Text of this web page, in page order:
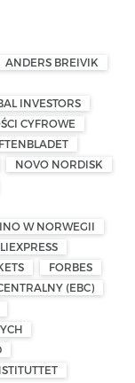
ANDERS BREIVIK
INVESTORS
CYFROWE
NOVO NORDISK
W NORWEGII
FORBES
(EBC)